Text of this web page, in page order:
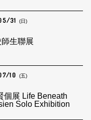
31 (日)
生聯展
10 (五)
Hsien Solo Exhibition